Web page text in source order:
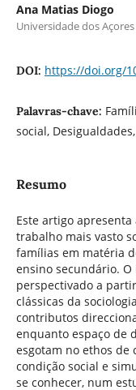
Ana Matias Diogo
Universidade dos Açores
DOI: https://doi.org/
Palavras-chave:
social,
Resumo
Este artigo
trabalho mais vasto
famílias em matéria
ensino secundário.
perspectivado a
clássicas da
contributos
enquanto espaço de
esgotam no ethos de
condição social e
se conhecer, num